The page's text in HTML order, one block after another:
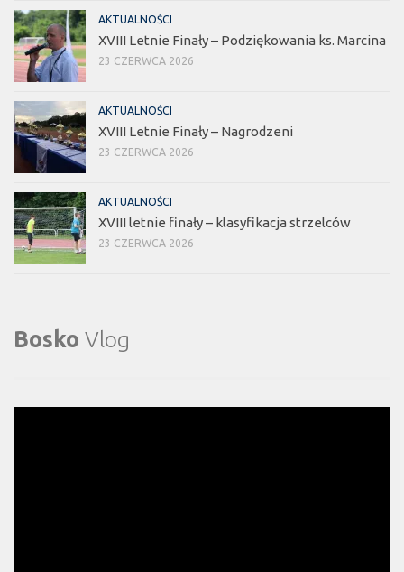
AKTUALNOŚCI
XVIII Letnie Finały – Podziękowania ks. Marcina
23 CZERWCA 2026
AKTUALNOŚCI
XVIII Letnie Finały – Nagrodzeni
23 CZERWCA 2026
AKTUALNOŚCI
XVIII letnie finały – klasyfikacja strzelców
23 CZERWCA 2026
Bosko Vlog